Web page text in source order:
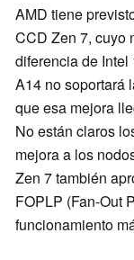
AMD tiene
CCD Zen 7, cuyo
diferencia de
A14 no soportará
que esa mejora
No están claros
mejora a los
Zen 7 también
FOPLP (Fan-Out
funcionamiento